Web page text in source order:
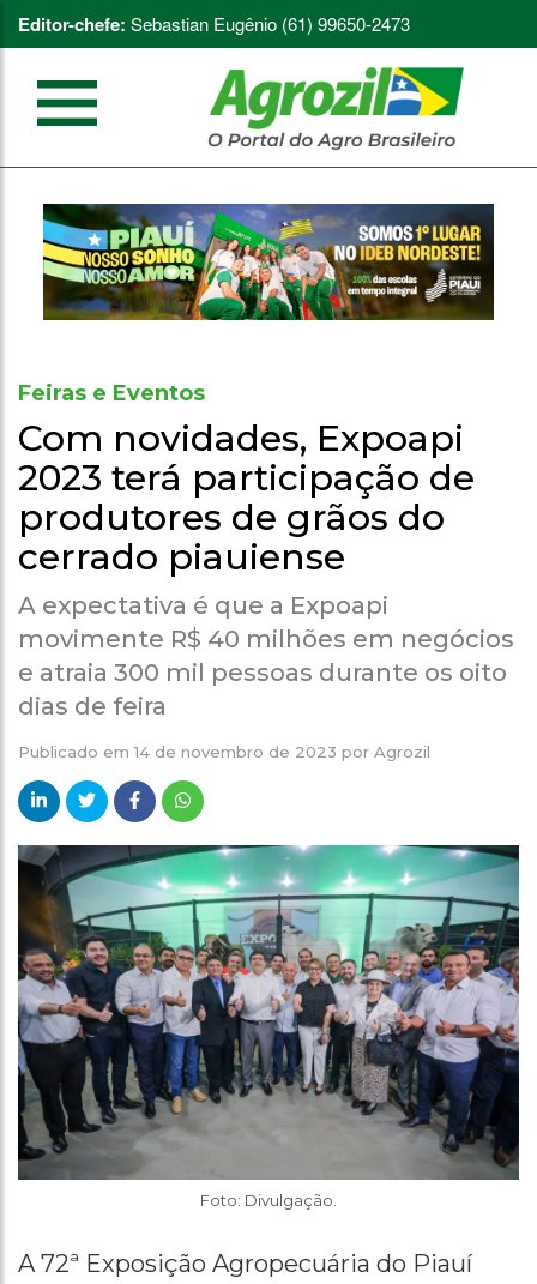
Editor-chefe: Sebastian Eugênio (61) 99650-2473
Feiras e Eventos
Com novidades, Expoapi
2023 terá participação de
produtores de grãos do
cerrado piauiense
A expectativa é que a Expoapi
movimente R$ 40 milhões em negócios
e atraia 300 mil pessoas durante os oito
dias de feira
Publicado em14 de novembro de 2023 por Agrozil
Foto: Divulgação.
A 72ª Exposição Agropecuária do Piauí